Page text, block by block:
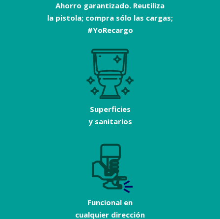
Ahorro garantizado. Reutiliza
la pistola; compra sólo las cargas;
#YoRecargo
Superficies
y sanitarios
Funcional en
cualquier dirección